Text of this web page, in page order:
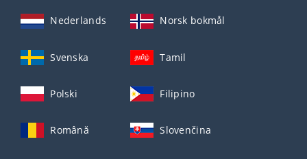
Nederlands Norsk bokmål
Svenska Tamil
Polski Filipino
Română Slovenčina